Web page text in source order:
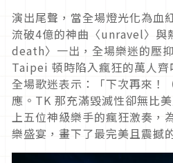
演出尾聲，當全場燈光化為血
流破4億的神曲〈unravel〉
death〉一出，全場樂迷的壓
Taipei 頓時陷入瘋狂的萬人
全場歌迷表示：「下次再來！
應。TK 那充滿毀滅性卻無比
上五位神級樂手的瘋狂激奏，
樂盛宴，畫下了最完美且震撼